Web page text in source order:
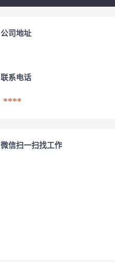
公司地址
联系电话
****
微信扫一扫找工作